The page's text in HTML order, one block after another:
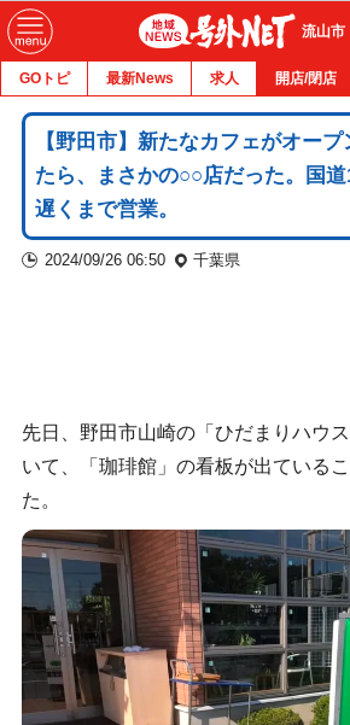
流山市
GOトピ 最新News 求人 開店/閉店
【野田市】新たなカフェがオー
たら、まさかの○○店だった。国
遅くまで営業。
2024/09/26 06:50 千葉県
先日、野田市山崎の「ひだまりハウ
いて、「珈琲館」の看板が出ている
た。